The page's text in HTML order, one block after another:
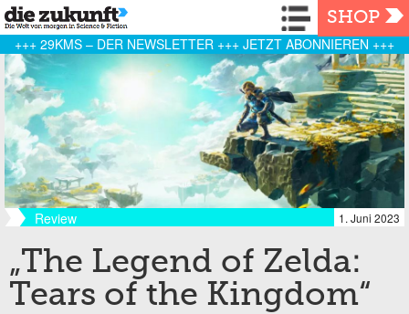
Navigation
SHOP
+++ 29KMS – DER NEWSLETTER +++ JETZT ABONNIEREN +++
Review 1. Juni 2023
„The Legend of Zelda:
Tears of the Kingdom“